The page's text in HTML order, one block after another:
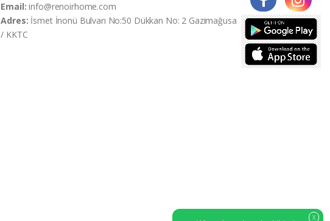
Email:info@renoirhome.com
Adres: İsmet İnonü Bulvarı No:50 Dükkan No: 2 Gazimağusa
/ KKTC
X